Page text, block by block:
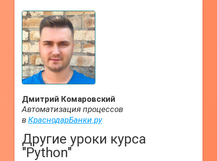
Дмитрий Комаровский
Автоматизация процессов
в КраснодарБанки.ру
Другие уроки курса
"Python"